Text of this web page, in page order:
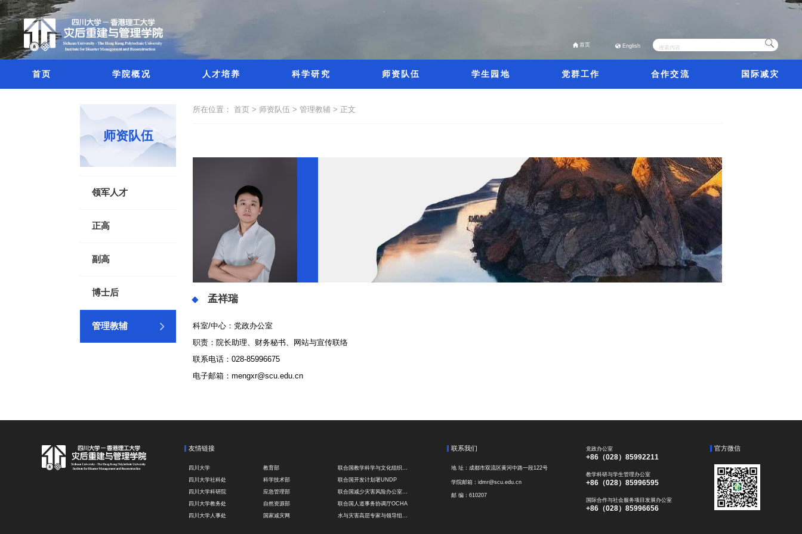
首页 English
首页 学院概况 人才培养 科学研究 师资队伍 学生园地 党群工作 合作交流 国际减灾
师资队伍
领军人才
正高
副高
博士后
管理教辅
所在位置： 首页 > 师资队伍 >管理教辅 > 正文
孟祥瑞
科室/中心：党政办公室
职责：院长助理、财务秘书、网站与宣传联络
联系电话：028-85996675
电子邮箱：mengxr@scu.edu.cn
友情链接
四川大学 教育部
联合国教学科学与文化组织UNESCO
四川大学社科处
科学技术部
联合国开发计划署UNDP
四川大学科研院
应急管理部
联合国减少灾害风险办公室UNDRR
四川大学教务处
自然资源部
联合国人道事务协调厅OCHA
四川大学人事处
国家减灾网
水与灾害高层专家与领导组 HELP
联系我们
地 址： 成都市双流区黄河中路一段122号
学院邮箱： idmr@scu.edu.cn
邮 编： 610207
党政办公室
+86（028）85992211
教学科研与学生管理办公室
+86（028）85996595
国际合作与社会服务项目发展办公室
+86（028）85996656
官方微信